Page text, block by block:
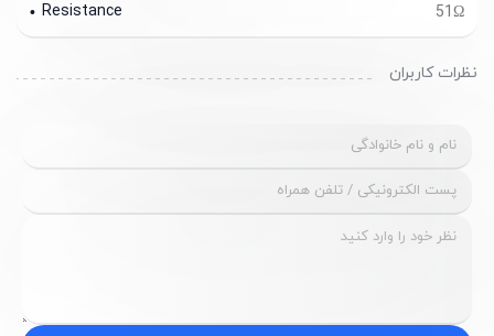
51Ω
Resistance
نظرات کاربران